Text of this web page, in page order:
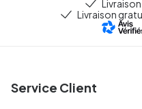
Livraison
Service Client